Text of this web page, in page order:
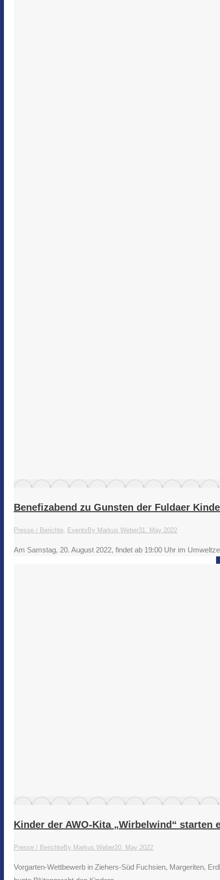
Benefizabend zu Gunsten der Fuldaer
Presse / Berichte, Events By Markus Weber31. May 2022
Am Samstag, 20. August 2022, findet ab 19:00 Uhr im
Kinder der AWO-Kita „Wirbelwind“ starten
Presse / BerichteBy Markus Weber20. May 2022
Vorgarten-Wettbewerb in Ziehers-Süd Fuchsien, Margeriten,